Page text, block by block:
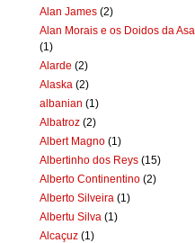
Alan James (2)
Alan Morais e os Doidos da Asa
(1)
Alarde (2)
Alaska (2)
albanian (1)
Albatroz (2)
Albert Magno (1)
Albertinho dos Reys (15)
Alberto Continentino (2)
Alberto Silveira (1)
Albertu Silva (1)
Alcaçuz (1)